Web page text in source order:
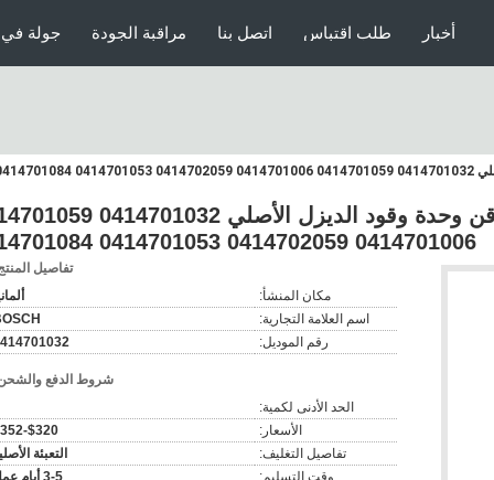
جولة مراقبة الجودة اتصل بنا طلب اقتباس أخبار
0414701032 041470105 حاقن وحدة وقود الديزل الأصلي
0414701006 0414702059 0414701053 0414701084
تفاصيل
مكان المنشأ:
اسم العلامة التجارية:
رقم الموديل:
شروط الدفع
الحد الأدنى لكمية:
الأسعار:
$320-$352
تفاصيل التغليف:
التعبئة
وقت التسليم:
3-5 أيام عمل